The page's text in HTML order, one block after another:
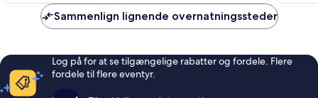
anmeldelser
Sammenlign lignende overnatningssteder
Log på for at se tilgængelige rabatter og fordele. Flere
fordele til flere eventyr.